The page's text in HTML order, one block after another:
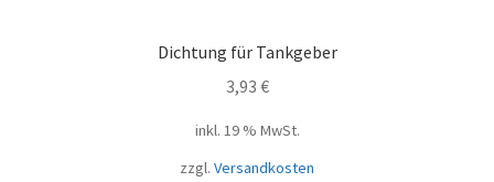
Dichtung für Tankgeber
3,93 €
inkl. 19 % MwSt.
zzgl. Versandkosten